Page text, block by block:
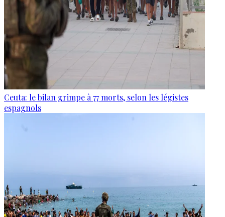
Ceuta: le bilan grimpe à 77 morts, selon les légistes
espagnols